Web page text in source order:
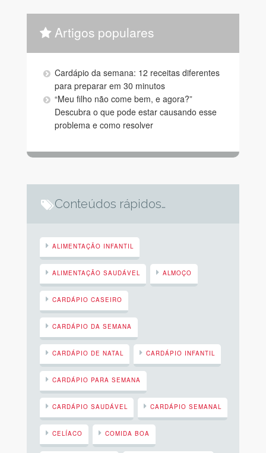
Artigos populares
Cardápio da semana: 12 receitas diferentes
para preparar em 30 minutos
“Meu filho não come bem, e agora?”
Descubra o que pode estar causando esse
problema e como resolver
Conteúdos rápidos…
ALIMENTAÇÃO INFANTIL
ALIMENTAÇÃO SAUDÁVEL ALMOÇO
CARDÁPIO CASEIRO
CARDÁPIO DA SEMANA
CARDÁPIO DE NATAL CARDÁPIO INFANTIL
CARDÁPIO PARA SEMANA
CARDÁPIO SAUDÁVEL CARDÁPIO SEMANAL
CELÍACO COMIDA BOA